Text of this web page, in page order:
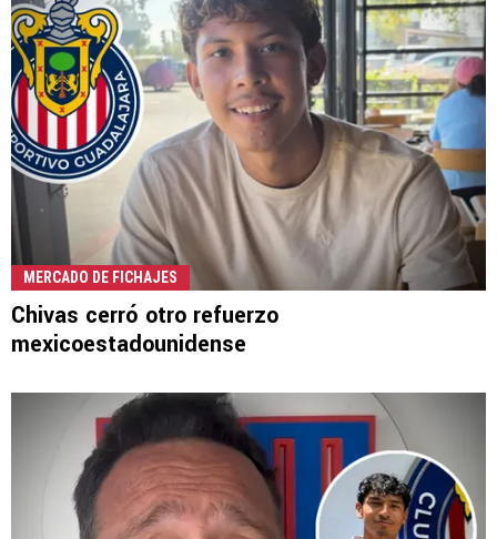
MERCADO DE FICHAJES
Chivas cerró otro refuerzo
mexicoestadounidense